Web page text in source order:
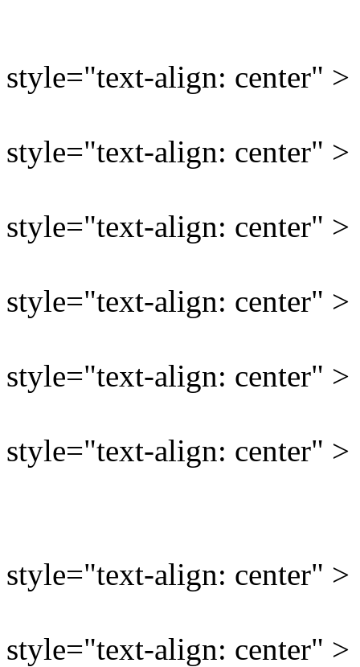
style="text-align: center" >
style="text-align: center" >
style="text-align: center" >
style="text-align: center" >
style="text-align: center" >
style="text-align: center" >
style="text-align: center" >
style="text-align: center" >